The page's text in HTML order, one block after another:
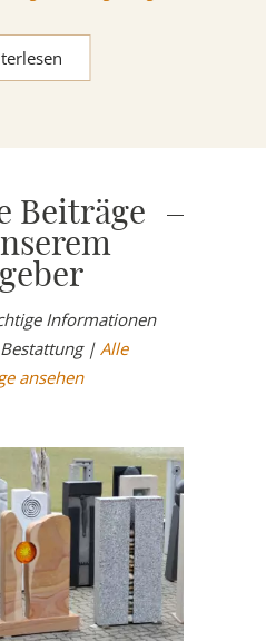
Beiträge
Informationen
| Alle
ansehen